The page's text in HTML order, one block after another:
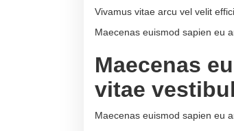
Vivamus vitae arcu vel velit
Maecenas euismod sapien eu
Maecenas
vitae
Maecenas euismod sapien eu